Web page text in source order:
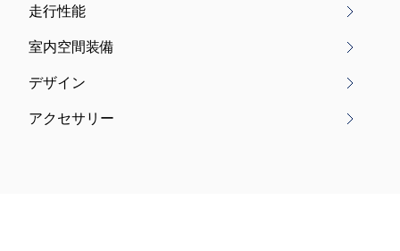
走行性能
室内空間装備
デザイン
アクセサリー